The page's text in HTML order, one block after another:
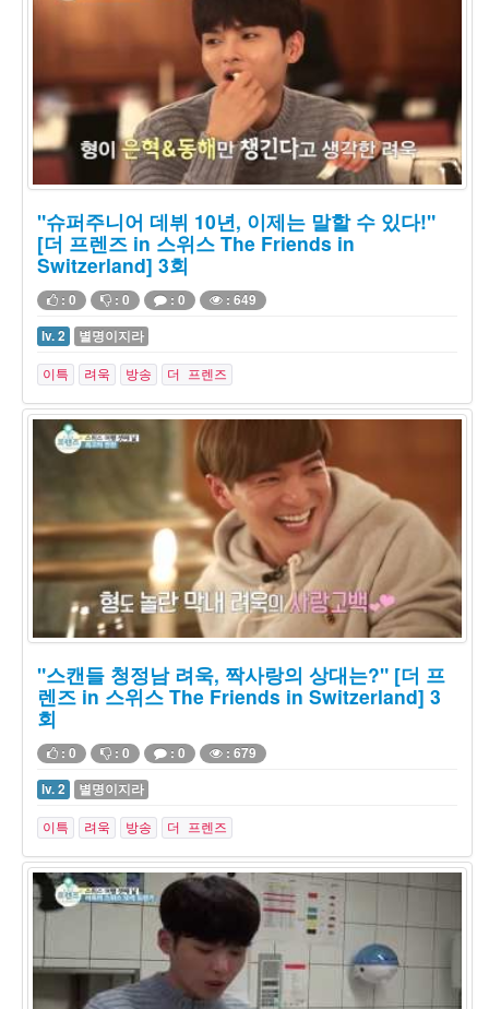
"슈퍼주니어 데뷔 10년, 이제는 말할 수 있다!"
[더 프렌즈 in 스위스 The Friends in
Switzerland] 3회
: 0 : 0 : 0
: 649
lv. 2
별명이지라
이특 려욱 방송 더 프렌즈
"스캔들 청정남 려욱, 짝사랑의 상대는?" [더 프
렌즈 in 스위스 The Friends in Switzerland] 3
회
: 0 : 0 : 0
: 679
lv. 2
별명이지라
이특 려욱 방송 더 프렌즈